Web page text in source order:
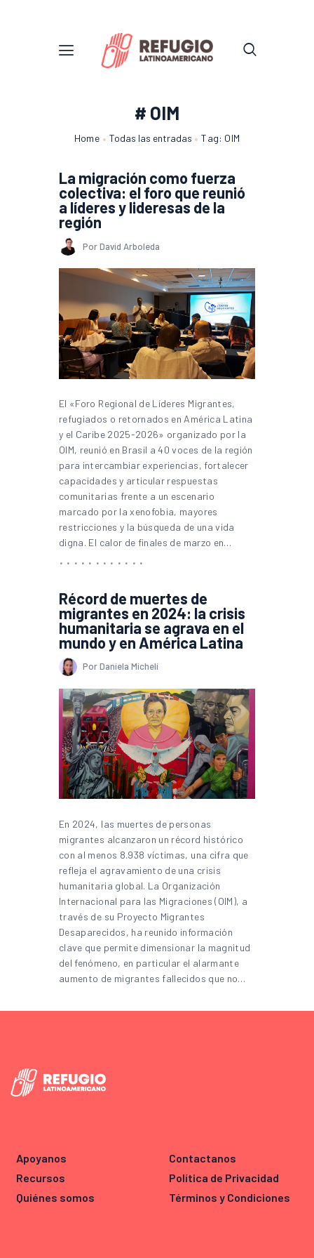
# OIM
Home Todas las entradas Tag: OIM
La migración como fuerza
colectiva: el foro que reunió
a líderes y lideresas de la
región
Por David Arboleda
El «Foro Regional de Líderes Migrantes,
refugiados o retornados en América Latina
y el Caribe 2025-2026» organizado por la
OIM, reunió en Brasil a 40 voces de la región
para intercambiar experiencias, fortalecer
capacidades y articular respuestas
comunitarias frente a un escenario
marcado por la xenofobia, mayores
restricciones y la búsqueda de una vida
digna. El calor de finales de marzo en…
Récord de muertes de
migrantes en 2024: la crisis
humanitaria se agrava en el
mundo y en América Latina
Por Daniela Micheli
En 2024, las muertes de personas
migrantes alcanzaron un récord histórico
con al menos 8.938 víctimas, una cifra que
refleja el agravamiento de una crisis
humanitaria global. La Organización
Internacional para las Migraciones (OIM), a
través de su Proyecto Migrantes
Desaparecidos, ha reunido información
clave que permite dimensionar la magnitud
del fenómeno, en particular el alarmante
aumento de migrantes fallecidos que no…
Apoyanos
Recursos
Quiénes somos
Contactanos
Política de Privacidad
Términos y Condiciones